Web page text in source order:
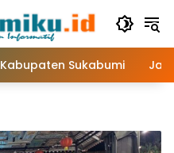
Kabupaten Sukabumi